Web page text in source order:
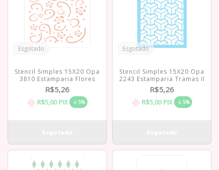
Esgotado
Stencil Simples 15X20 Opa
3810 Estamparia Flores
R$5,26
R$5,00 PIX 5%
Esgotado
Stencil Simples 15X20 Opa
2243 Estamparia Tramas II
R$5,26
R$5,00 PIX 5%